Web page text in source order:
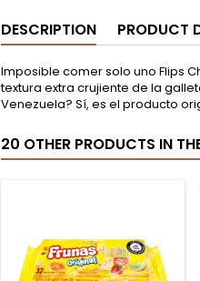
DESCRIPTION PRODUCT
Imposible comer solo uno Flips
textura extra crujiente de la
Venezuela? Sí, es el producto
20 OTHER PRODUCTS IN